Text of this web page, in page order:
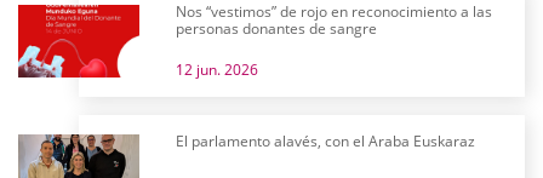
Nos “vestimos” de rojo en reconocimiento a las
personas donantes de sangre
12 jun. 2026
El parlamento alavés, con el Araba Euskaraz